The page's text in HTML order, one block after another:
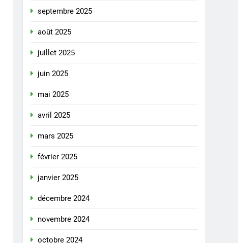
septembre 2025
août 2025
juillet 2025
juin 2025
mai 2025
avril 2025
mars 2025
février 2025
janvier 2025
décembre 2024
novembre 2024
octobre 2024